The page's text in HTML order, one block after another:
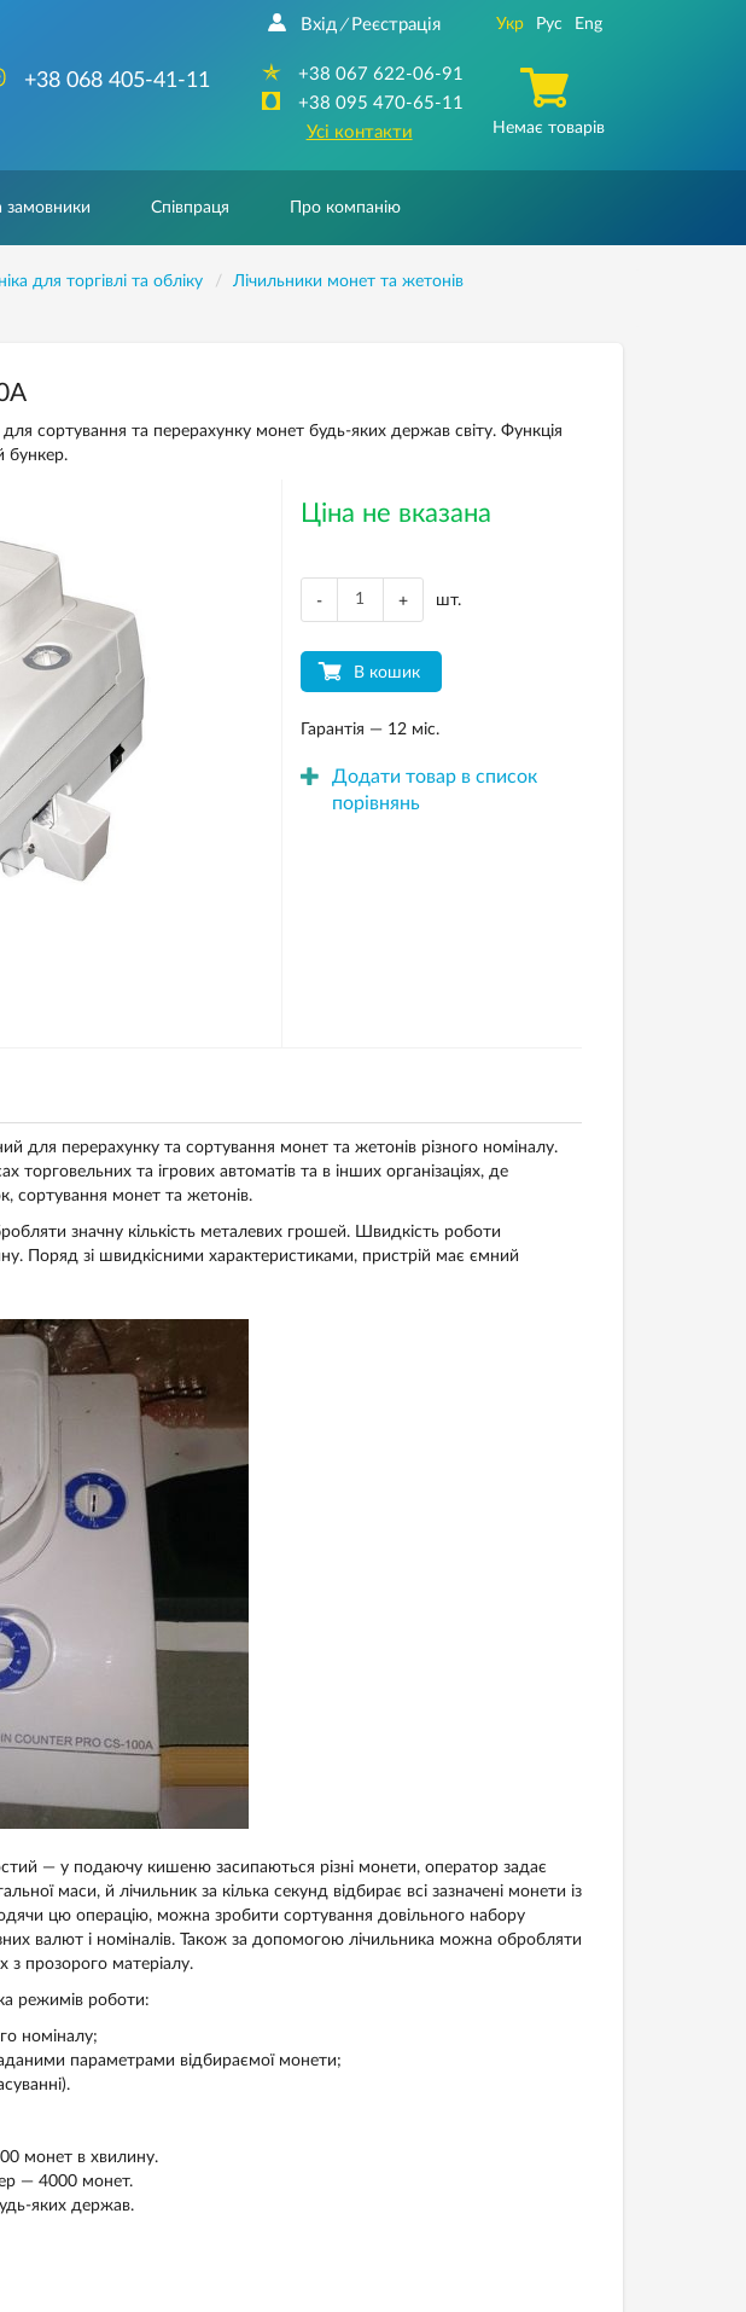
+38 068 405-41-11
Вхід / Реєстрація
+38 067 622-06-91
+38 095 470-65-11
Усі контакти
Укр Рус Eng
Немає товарів
замовники Співпраця Про компанію
для торгівлі та обліку
Лічильники монет та жетонів
сортування та перерахунку монет будь-яких держав світу. Функція
бункер.
Ціна не вказана
- + шт.
В кошик
Гарантія — 12 міс.
Додати товар в список
порівнянь
для перерахунку та сортування монет та жетонів різного номіналу.
торговельних та ігрових автоматів та в інших організаціях, де
сортування монет та жетонів.
значну кількість металевих грошей. Швидкість роботи
Поряд зі швидкісними характеристиками, пристрій має ємний
— у подаючу кишеню засипаються різні монети, оператор задає
маси, й лічильник за кілька секунд відбирає всі зазначені монети із
цю операцію, можна зробити сортування довільного набору
валют і номіналів. Також за допомогою лічильника можна обробляти
з прозорого матеріалу.
режимів роботи:
номіналу;
параметрами відбираємої монети;
монет в хвилину.
— 4000 монет.
яких держав.